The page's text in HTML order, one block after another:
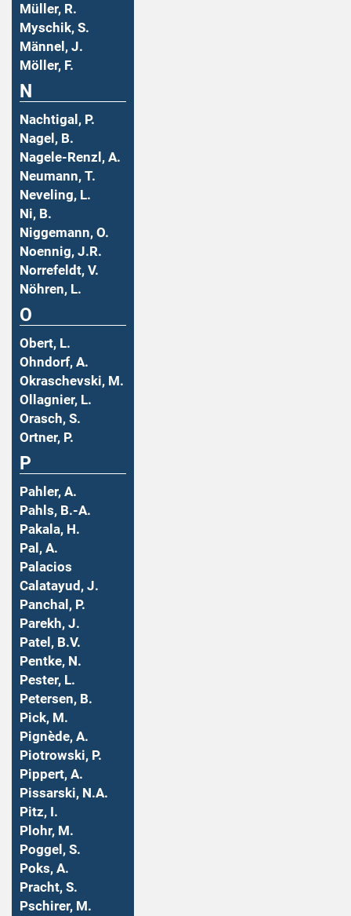
Müller, R.
Myschik, S.
Männel, J.
Möller, F.
N
Nachtigal, P.
Nagel, B.
Nagele-Renzl, A.
Neumann, T.
Neveling, L.
Ni, B.
Niggemann, O.
Noennig, J.R.
Norrefeldt, V.
Nöhren, L.
O
Obert, L.
Ohndorf, A.
Okraschevski, M.
Ollagnier, L.
Orasch, S.
Ortner, P.
P
Pahler, A.
Pahls, B.-A.
Pakala, H.
Pal, A.
Palacios
Calatayud, J.
Panchal, P.
Parekh, J.
Patel, B.V.
Pentke, N.
Pester, L.
Petersen, B.
Pick, M.
Pignède, A.
Piotrowski, P.
Pippert, A.
Pissarski, N.A.
Pitz, I.
Plohr, M.
Poggel, S.
Poks, A.
Pracht, S.
Pschirer, M.